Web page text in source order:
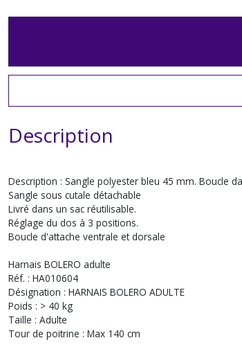
Description
Description : Sangle polyester bleu 45 mm. Boucle
Sangle sous cutale détachable
Livré dans un sac réutilisable.
Réglage du dos à 3 positions.
Boucle d'attache ventrale et dorsale
Harnais BOLERO adulte
Réf. : HA010604
Désignation : HARNAIS BOLERO ADULTE
Poids : > 40 kg
Taille : Adulte
Tour de poitrine : Max 140 cm